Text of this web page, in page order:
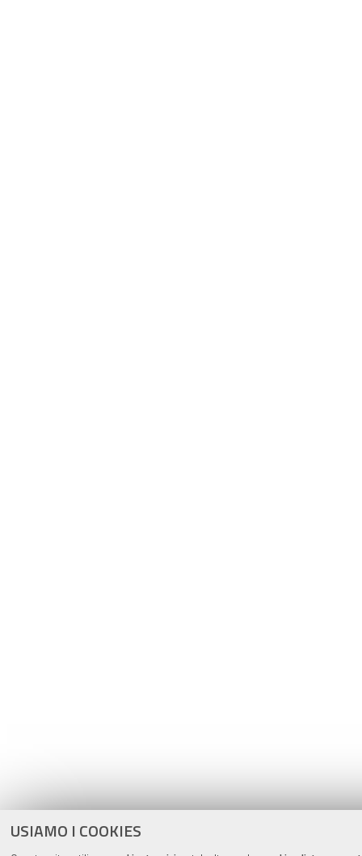
USIAMO I COOKIES